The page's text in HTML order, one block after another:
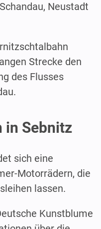
Neustadt
Strecke den
des Flusses
in Sebnitz
sich eine
Motorrädern, die
lassen.
Kunstblume